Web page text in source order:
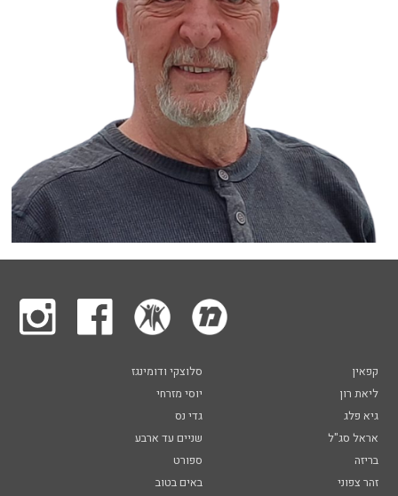
קפאין
סלוצקי ודומינגז
ליאת רון
יוסי מזרחי
גיא פלג
גדי נס
אראל סג"ל
שניים עד ארבע
בריזה
ספורט
זהר צפוני
באים בטוב